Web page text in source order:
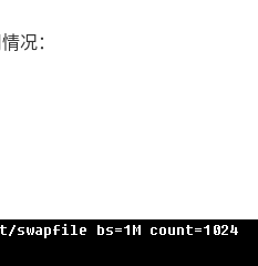
况：